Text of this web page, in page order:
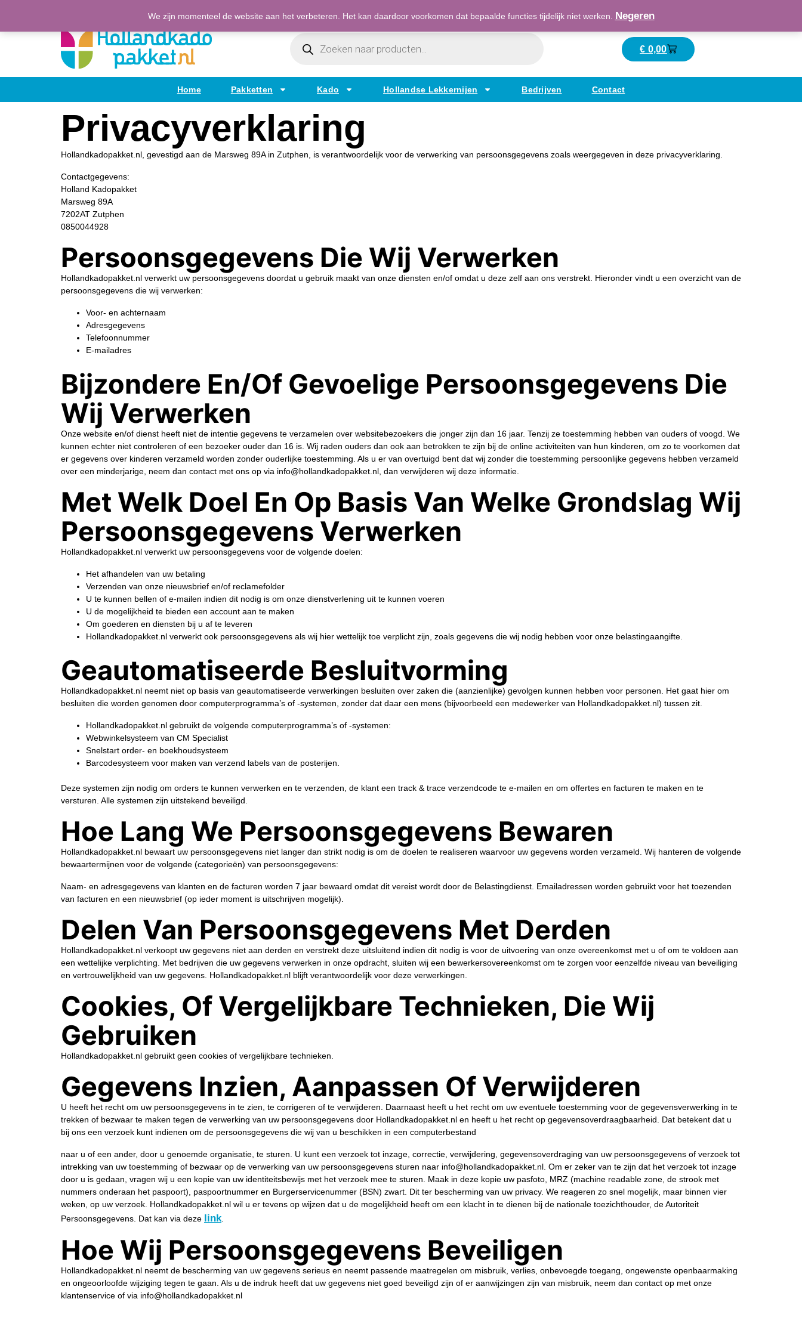
We zijn momenteel de website aan het verbeteren. Het kan daardoor voorkomen dat bepaalde functies tijdelijk niet werken. Negeren
(H)Eerlijke Hollandse producten Bestellen op factuur mogelijk voor bedrijven
Maatschappelijk verantwoord ondernemend
Producten
€ 0,00Winkelwagen
Home Pakketten Kado Hollandse Lekkernijen Bedrijven Contact
Privacyverklaring
Hollandkadopakket.nl, gevestigd aan de Marsweg 89A in Zutphen, is verantwoordelijk voor de verwerking van persoonsgegevens zoals weergegeven in deze privacyverklaring.
Contactgegevens:
Holland Kadopakket
Marsweg 89A
7202AT Zutphen
0850044928
Persoonsgegevens Die Wij Verwerken
Hollandkadopakket.nl verwerkt uw persoonsgegevens doordat u gebruik maakt van onze diensten en/of omdat u deze zelf aan ons verstrekt. Hieronder vindt u een overzicht van de
persoonsgegevens die wij verwerken:
Voor- en achternaam
Adresgegevens
Telefoonnummer
E-mailadres
Bijzondere En/of Gevoelige Persoonsgegevens Die
Wij Verwerken
Onze website en/of dienst heeft niet de intentie gegevens te verzamelen over websitebezoekers die jonger zijn dan 16 jaar. Tenzij ze toestemming hebben van ouders of voogd. We
kunnen echter niet controleren of een bezoeker ouder dan 16 is. Wij raden ouders dan ook aan betrokken te zijn bij de online activiteiten van hun kinderen, om zo te voorkomen dat
er gegevens over kinderen verzameld worden zonder ouderlijke toestemming. Als u er van overtuigd bent dat wij zonder die toestemming persoonlijke gegevens hebben verzameld
over een minderjarige, neem dan contact met ons op via info@hollandkadopakket.nl, dan verwijderen wij deze informatie.
Met Welk Doel En Op Basis Van Welke Grondslag Wij
Persoonsgegevens Verwerken
Hollandkadopakket.nl verwerkt uw persoonsgegevens voor de volgende doelen:
Het afhandelen van uw betaling
Verzenden van onze nieuwsbrief en/of reclamefolder
U te kunnen bellen of e-mailen indien dit nodig is om onze dienstverlening uit te kunnen voeren
U de mogelijkheid te bieden een account aan te maken
Om goederen en diensten bij u af te leveren
Hollandkadopakket.nl verwerkt ook persoonsgegevens als wij hier wettelijk toe verplicht zijn, zoals gegevens die wij nodig hebben voor onze belastingaangifte.
Geautomatiseerde Besluitvorming
Hollandkadopakket.nl neemt niet op basis van geautomatiseerde verwerkingen besluiten over zaken die (aanzienlijke) gevolgen kunnen hebben voor personen. Het gaat hier om
besluiten die worden genomen door computerprogramma’s of -systemen, zonder dat daar een mens (bijvoorbeeld een medewerker van Hollandkadopakket.nl) tussen zit.
Hollandkadopakket.nl gebruikt de volgende computerprogramma’s of -systemen:
Webwinkelsysteem van CM Specialist
Snelstart order- en boekhoudsysteem
Barcodesysteem voor maken van verzend labels van de posterijen.
Deze systemen zijn nodig om orders te kunnen verwerken en te verzenden, de klant een track & trace verzendcode te e-mailen en om offertes en facturen te maken en te
versturen. Alle systemen zijn uitstekend beveiligd.
Hoe Lang We Persoonsgegevens Bewaren
Hollandkadopakket.nl bewaart uw persoonsgegevens niet langer dan strikt nodig is om de doelen te realiseren waarvoor uw gegevens worden verzameld. Wij hanteren de volgende
bewaartermijnen voor de volgende (categorieën) van persoonsgegevens:
Naam- en adresgegevens van klanten en de facturen worden 7 jaar bewaard omdat dit vereist wordt door de Belastingdienst. Emailadressen worden gebruikt voor het toezenden
van facturen en een nieuwsbrief (op ieder moment is uitschrijven mogelijk).
Delen Van Persoonsgegevens Met Derden
Hollandkadopakket.nl verkoopt uw gegevens niet aan derden en verstrekt deze uitsluitend indien dit nodig is voor de uitvoering van onze overeenkomst met u of om te voldoen aan
een wettelijke verplichting. Met bedrijven die uw gegevens verwerken in onze opdracht, sluiten wij een bewerkersovereenkomst om te zorgen voor eenzelfde niveau van beveiliging
en vertrouwelijkheid van uw gegevens. Hollandkadopakket.nl blijft verantwoordelijk voor deze verwerkingen.
Cookies, Of Vergelijkbare Technieken, Die Wij
Gebruiken
Hollandkadopakket.nl gebruikt geen cookies of vergelijkbare technieken.
Gegevens Inzien, Aanpassen Of Verwijderen
U heeft het recht om uw persoonsgegevens in te zien, te corrigeren of te verwijderen. Daarnaast heeft u het recht om uw eventuele toestemming voor de gegevensverwerking in te
trekken of bezwaar te maken tegen de verwerking van uw persoonsgegevens door Hollandkadopakket.nl en heeft u het recht op gegevensoverdraagbaarheid. Dat betekent dat u
bij ons een verzoek kunt indienen om de persoonsgegevens die wij van u beschikken in een computerbestand
naar u of een ander, door u genoemde organisatie, te sturen. U kunt een verzoek tot inzage, correctie, verwijdering, gegevensoverdraging van uw persoonsgegevens of verzoek tot
intrekking van uw toestemming of bezwaar op de verwerking van uw persoonsgegevens sturen naar info@hollandkadopakket.nl. Om er zeker van te zijn dat het verzoek tot inzage
door u is gedaan, vragen wij u een kopie van uw identiteitsbewijs met het verzoek mee te sturen. Maak in deze kopie uw pasfoto, MRZ (machine readable zone, de strook met
nummers onderaan het paspoort), paspoortnummer en Burgerservicenummer (BSN) zwart. Dit ter bescherming van uw privacy. We reageren zo snel mogelijk, maar binnen vier
weken, op uw verzoek. Hollandkadopakket.nl wil u er tevens op wijzen dat u de mogelijkheid heeft om een klacht in te dienen bij de nationale toezichthouder, de Autoriteit
Persoonsgegevens. Dat kan via deze link
Hoe Wij Persoonsgegevens Beveiligen
Hollandkadopakket.nl neemt de bescherming van uw gegevens serieus en neemt passende maatregelen om misbruik, verlies, onbevoegde toegang, ongewenste openbaarmaking
en ongeoorloofde wijziging tegen te gaan. Als u de indruk heeft dat uw gegevens niet goed beveiligd zijn of er aanwijzingen zijn van misbruik, neem dan contact op met onze
klantenservice of via info@hollandkadopakket.nl